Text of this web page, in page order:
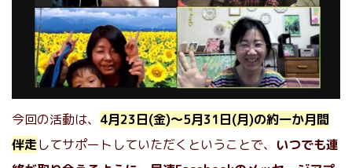
今回の活動は、 4月23日(金)〜5月31日(月)の約一か月間
伴走してサポートしていただくということで、 いつでも連